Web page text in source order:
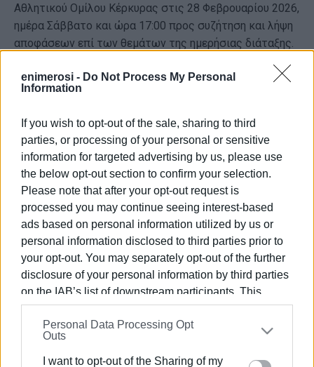
enimerosi - Do Not Process My Personal
Information
If you wish to opt-out of the sale, sharing to third
parties, or processing of your personal or sensitive
information for targeted advertising by us, please use
the below opt-out section to confirm your selection.
Please note that after your opt-out request is
processed you may continue seeing interest-based
ads based on personal information utilized by us or
personal information disclosed to third parties prior to
your opt-out. You may separately opt-out of the further
disclosure of your personal information by third parties
on the IAB’s list of downstream participants. This
information may also be disclosed by us to third parties
on theIAB’s List of Downstream Participants
that may
further disclose it to other third parties.
Personal Data Processing Opt
Outs
I want to opt-out of the Sharing of my
Αθλητικού Ομίλου Κέρκυρας στις 28 Φεβρουαρίου 2026,
ημέρα Σάββατο και ώρα 17:00 προς συζήτηση και λήψη
αποφάσεων επί των θεμάτων της ημερήσιας διάταξης.
Σε περίπτωση μη απαρτίας, η Γ. Σ. θα επαναληφθεί στις
28 Φεβρουαρίου 2026 ημέρα Σάββατο και ώρα 18:00,
διάταξης.
Στην περίπτωση αυτή η Συνέλευση βρίσκεται σε
απαρτία ανεξαρτήτως του αριθμού των
παρευρισκόμενων μελών.
Θέματα ημερήσιας διάταξης:
Προϋπολογισμός 2026
Ισολογισμός και Απολογισμός 2025
Ο Πρόεδρος Γ. Δημουλής
Ο Γεν. Γραμματέας Ον. Παυλογιάννης